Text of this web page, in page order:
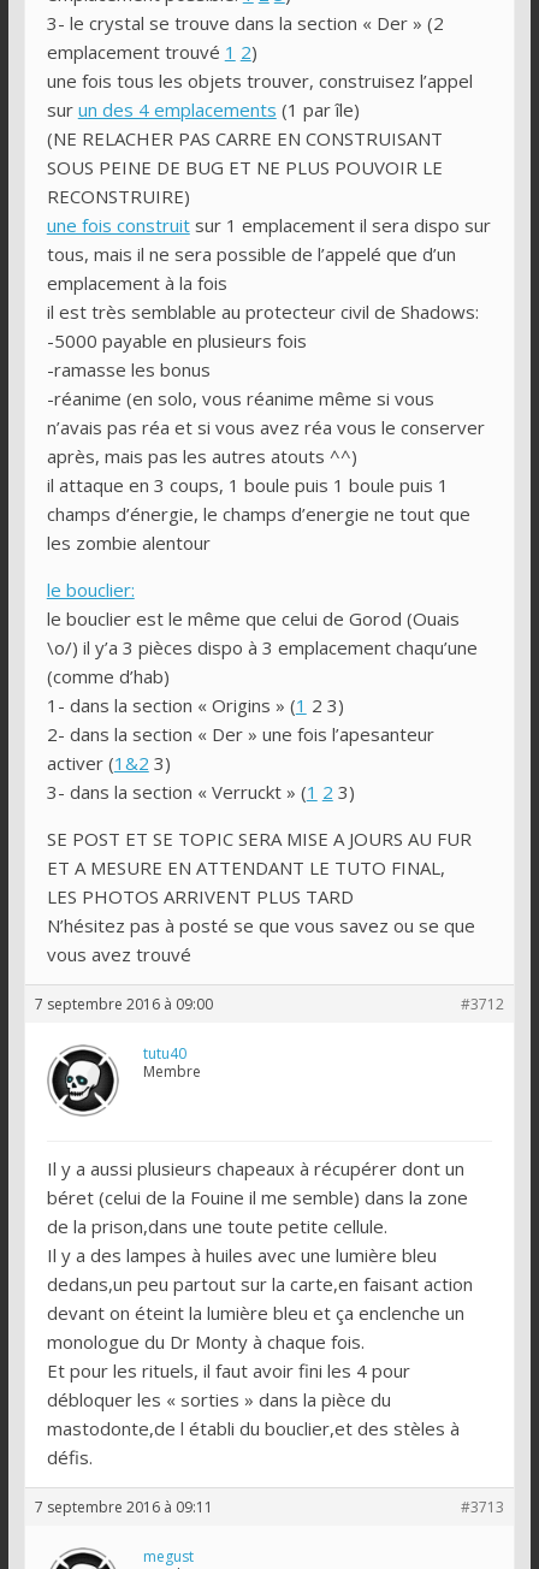
3- le crystal se trouve dans la section « Der » (2
emplacement trouvé 1 2)
une fois tous les objets trouver, construisez l’appel
sur un des 4 emplacements (1 par île)
(NE RELACHER PAS CARRE EN CONSTRUISANT
SOUS PEINE DE BUG ET NE PLUS POUVOIR LE
RECONSTRUIRE)
une fois construitsur 1 emplacement il sera dispo sur
tous, mais il ne sera possible de l’appelé que d’un
emplacement à la fois
il est très semblable au protecteur civil de Shadows:
-5000 payable en plusieurs fois
-ramasse les bonus
-réanime (en solo, vous réanime même si vous
n’avais pas réa et si vous avez réa vous le conserver
après, mais pas les autres atouts ^^)
il attaque en 3 coups, 1 boule puis 1 boule puis 1
champs d’énergie, le champs d’energie ne tout que
les zombie alentour
le bouclier:
le bouclier est le même que celui de Gorod (Ouais
\o/) il y’a 3 pièces dispo à 3 emplacement chaqu’une
(comme d’hab)
1- dans la section « Origins » (1 2 3)
2- dans la section « Der » une fois l’apesanteur
activer (1&2 3)
3- dans la section « Verruckt » (1 2 3)
SE POST ET SE TOPIC SERA MISE A JOURS AU FUR
ET A MESURE EN ATTENDANT LE TUTO FINAL,
LES PHOTOS ARRIVENT PLUS TARD
N’hésitez pas à posté se que vous savez ou se que
vous avez trouvé
7 septembre 2016 à 09:00 #3712
tutu40
Membre
Il y a aussi plusieurs chapeaux à récupérer dont un
béret (celui de la Fouine il me semble) dans la zone
de la prison,dans une toute petite cellule.
Il y a des lampes à huiles avec une lumière bleu
dedans,un peu partout sur la carte,en faisant action
devant on éteint la lumière bleu et ça enclenche un
monologue du Dr Monty à chaque fois.
Et pour les rituels, il faut avoir fini les 4 pour
débloquer les « sorties » dans la pièce du
mastodonte,de l établi du bouclier,et des stèles à
défis.
7 septembre 2016 à 09:11 #3713
megust